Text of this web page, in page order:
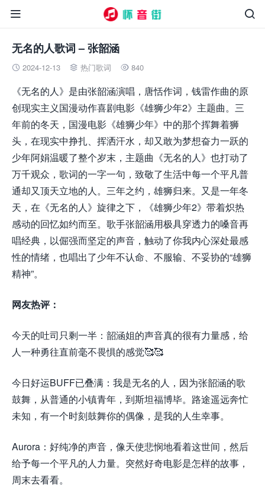


无名的人歌词 – 张韶涵
 2024-12-13  热门歌词  840
《无名的人》是由张韶涵演唱，唐恬作词，钱雷作曲的原
创现实主义国漫动作喜剧电影《雄狮少年2》主题曲。三
年前的冬天，国漫电影《雄狮少年》中的那个挥舞着狮
头，在现实中挣扎、挥洒汗水，却又敢为梦想奋力一跃的
少年阿娟温暖了整个岁末，主题曲《无名的人》也打动了
万千观众，歌词的一字一句，致敬了生活中每一个平凡普
通却又顶天立地的人。三年之约，雄狮归来。又是一年冬
天，在《无名的人》旋律之下，《雄狮少年2》带着炽热
感动的回忆如约而至。歌手张韶涵用极具穿透力的嗓音再
唱经典，以倔强而坚定的声音，触动了你我内心深处最感
性的情绪，也唱出了少年不认命、不服输、不妥协的“雄狮
精神”。
网友热评：
今天的吐司只剩一半：韶涵姐的声音真的很有力量感，给
人一种勇往直前毫不畏惧的感觉🥰🥰
今日好运BUFF已叠满：我是无名的人，因为张韶涵的歌
鼓舞，从普通的小镇青年，到斯坦福博毕。路途遥远奔忙
未知，有一个时刻鼓舞你的偶像，是我的人生幸事。
Aurora：好纯净的声音，像天使悲悯地看着这世间，然后
给予每一个平凡的人力量。突然好奇电影是怎样的故事，
周末去看看。